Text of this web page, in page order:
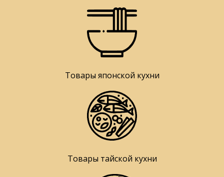
Товары японской кухни
Товары тайской кухни